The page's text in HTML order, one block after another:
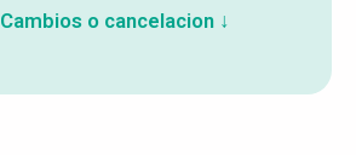
Cambios o cancelacion ↓